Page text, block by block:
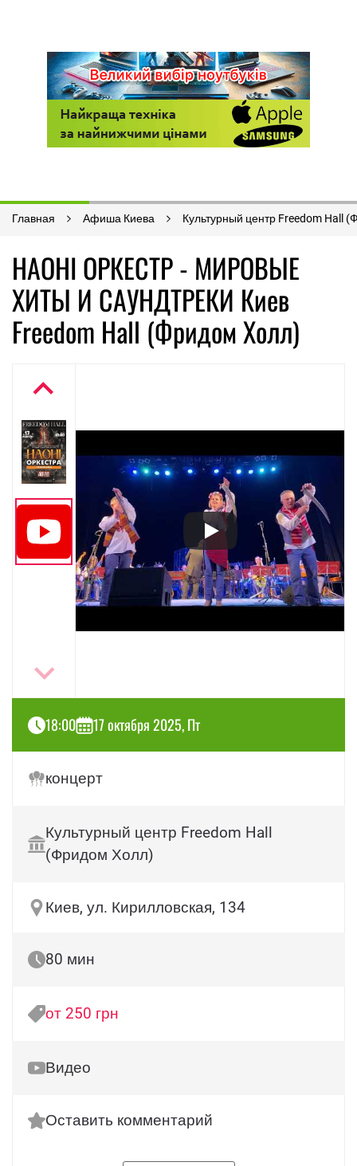
Главная Афиша Киева Культурный центр Freedom Hall
НАОНІ ОРКЕСТР - МИРОВЫЕ
ХИТЫ И САУНДТРЕКИ Киев
Freedom Hall (Фридом Холл)
18:00 17 октября 2025, Пт
концерт
Культурный центр Freedom Hall
(Фридом Холл)
Киев, ул. Кирилловская, 134
80 мин
от 250 грн
Видео
Оставить комментарий